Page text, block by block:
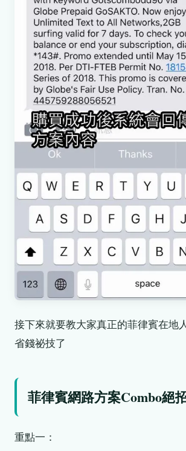
接下來就要教大家真正的菲律賓在地
省錢祕技了
菲律賓網路方案Combo絕
重點一：